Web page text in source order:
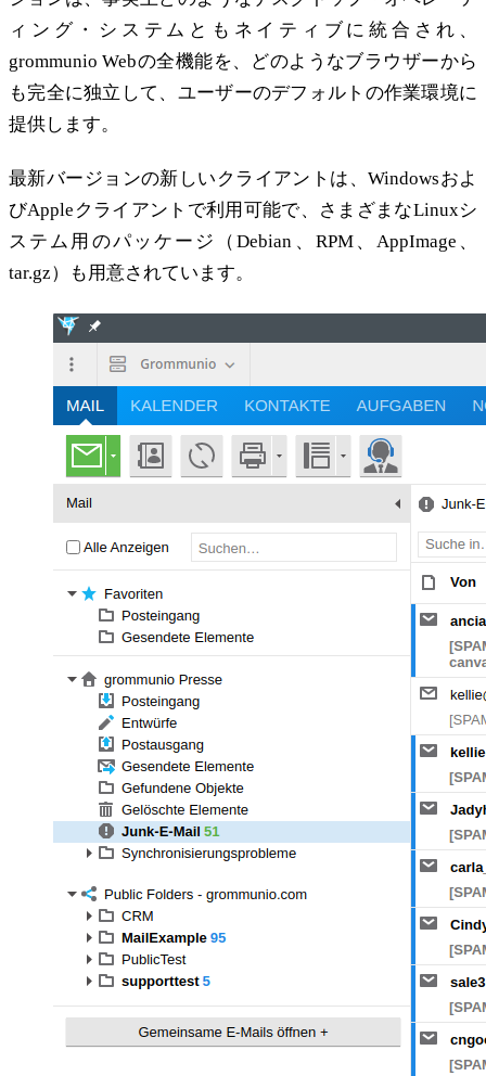
ィング・システムともネイティブに統合され、
grommunio Webの全機能を、どのようなブラウザーから
も完全に独立して、ユーザーのデフォルトの作業環境に
提供します。
最新バージョンの新しいクライアントは、Windowsおよ
びAppleクライアントで利用可能で、さまざまなLinuxシ
ステム用のパッケージ（Debian、RPM、AppImage、
tar.gz）も用意されています。